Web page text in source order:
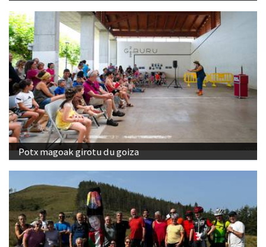
Potx magoak girotu du goiza